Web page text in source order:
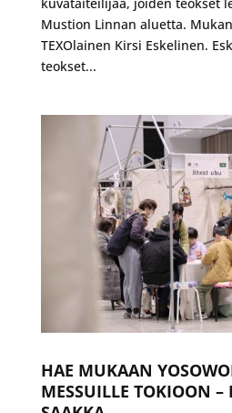
Mustion Linnan aluetta.
TEXOlainen Kirsi Eskelinen.
teokset...
HAE MUKAAN
MESSUILLE TOKIOON